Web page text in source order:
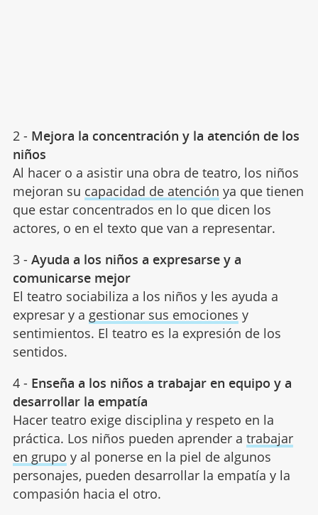
2 - Mejora la concentración y la atención de los
niños
Al hacer o a asistir una obra de teatro, los niños
mejoran su capacidad de atención ya que tienen
que estar concentrados en lo que dicen los
actores, o en el texto que van a representar.
3 - Ayuda a los niños a expresarse y a
comunicarse mejor
El teatro sociabiliza a los niños y les ayuda a
expresar y a gestionar sus emociones y
sentimientos. El teatro es la expresión de los
sentidos.
4 - Enseña a los niños a trabajar en equipo y a
desarrollar la empatía
Hacer teatro exige disciplina y respeto en la
práctica. Los niños pueden aprender a trabajar
en grupo y al ponerse en la piel de algunos
personajes, pueden desarrollar la empatía y la
compasión hacia el otro.